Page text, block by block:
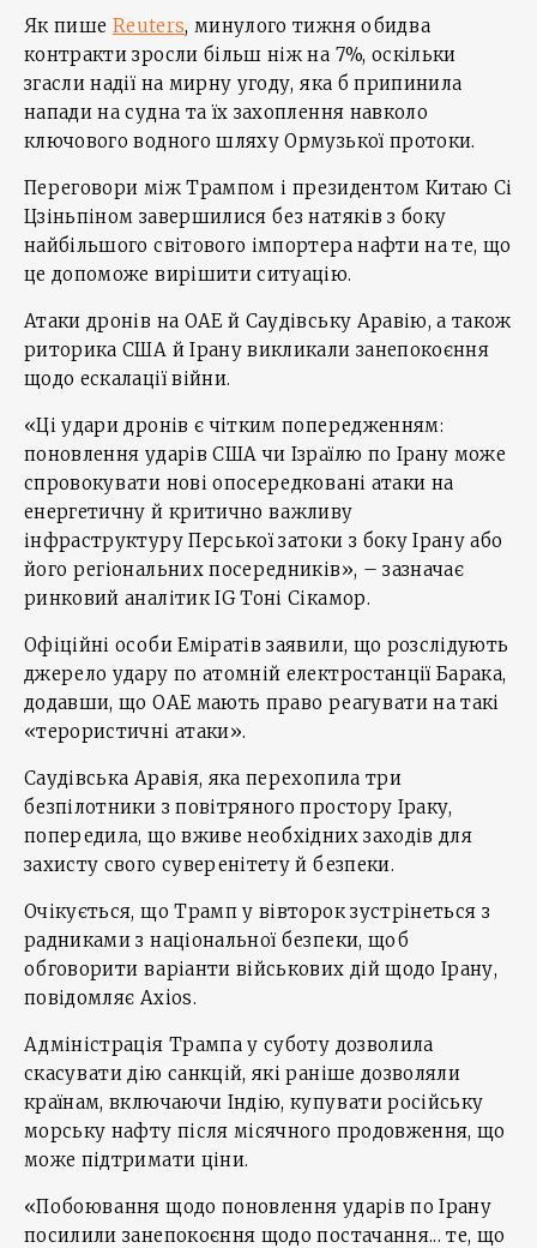
Як пише Reuters, минулого тижня обидва
контракти зросли більш ніж на 7%, оскільки
згасли надії на мирну угоду, яка б припинила
напади на судна та їх захоплення навколо
ключового водного шляху Ормузької протоки.
Переговори між Трампом і президентом Китаю Сі
Цзіньпіном завершилися без натяків з боку
найбільшого світового імпортера нафти на те, що
це допоможе вирішити ситуацію.
Атаки дронів на ОАЕ й Саудівську Аравію, а також
риторика США й Ірану викликали занепокоєння
щодо ескалації війни.
«Ці удари дронів є чітким попередженням:
поновлення ударів США чи Ізраїлю по Ірану може
спровокувати нові опосередковані атаки на
енергетичну й критично важливу
інфраструктуру Перської затоки з боку Ірану або
його регіональних посередників», – зазначає
ринковий аналітик IG Тоні Сікамор.
Офіційні особи Еміратів заявили, що розслідують
джерело удару по атомній електростанції Барака,
додавши, що ОАЕ мають право реагувати на такі
«терористичні атаки».
Саудівська Аравія, яка перехопила три
безпілотники з повітряного простору Іраку,
попередила, що вживе необхідних заходів для
захисту свого суверенітету й безпеки.
Очікується, що Трамп у вівторок зустрінеться з
радниками з національної безпеки, щоб
обговорити варіанти військових дій щодо Ірану,
повідомляє Axios.
Адміністрація Трампа у суботу дозволила
скасувати дію санкцій, які раніше дозволяли
країнам, включаючи Індію, купувати російську
морську нафту після місячного продовження, що
може підтримати ціни.
«Побоювання щодо поновлення ударів по Ірану
посилили занепокоєння щодо постачання... те, що